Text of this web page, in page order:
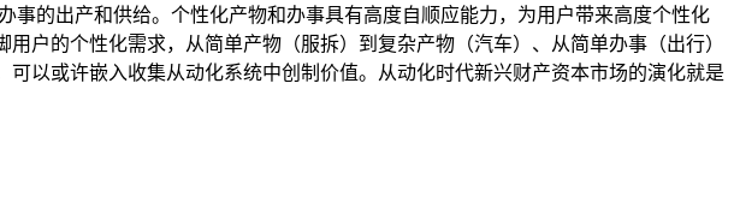
的出产和供给。个性化产物和办事具有高度自顺应能力，为用户带来高度个性化
户的个性化需求，从简单产物（服拆）到复杂产物（汽车）、从简单办事（出行）
以或许嵌入收集从动化系统中创制价值。从动化时代新兴财产资本市场的演化就是